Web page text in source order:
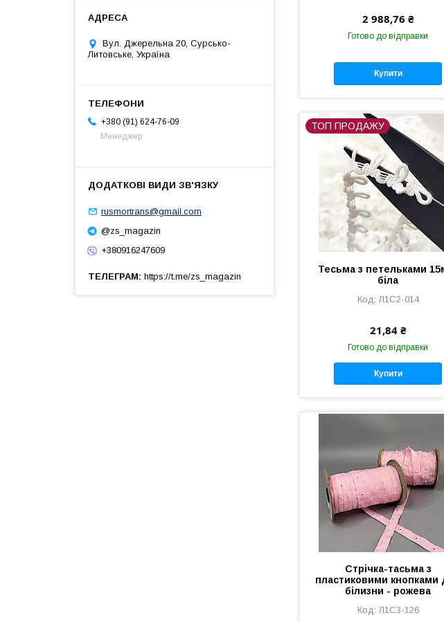
2 988,76 ₴
Готово до відправки
Купити
ТОП ПРОДАЖУ
Тесьма з петельками
біла
Л1С2-014
21,84 ₴
Готово до відправки
Купити
Стрічка-тасьма з
пластиковими кнопками
білизни - рожева
Л1С3-126
Вул. Джерельна 20, Сурсько-
Литовське, Україна
+380 (91) 624-76-09
Менеджер
rusmortrans@gmail.com
@zs_magazin
+380916247609
ТЕЛЕГРАМ https://t.me/zs_magazin